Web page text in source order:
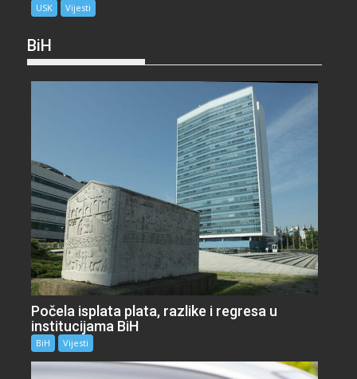
USK Vijesti
BiH
Počela isplata plata, razlike i regresa u
institucijama BiH
BiH Vijesti